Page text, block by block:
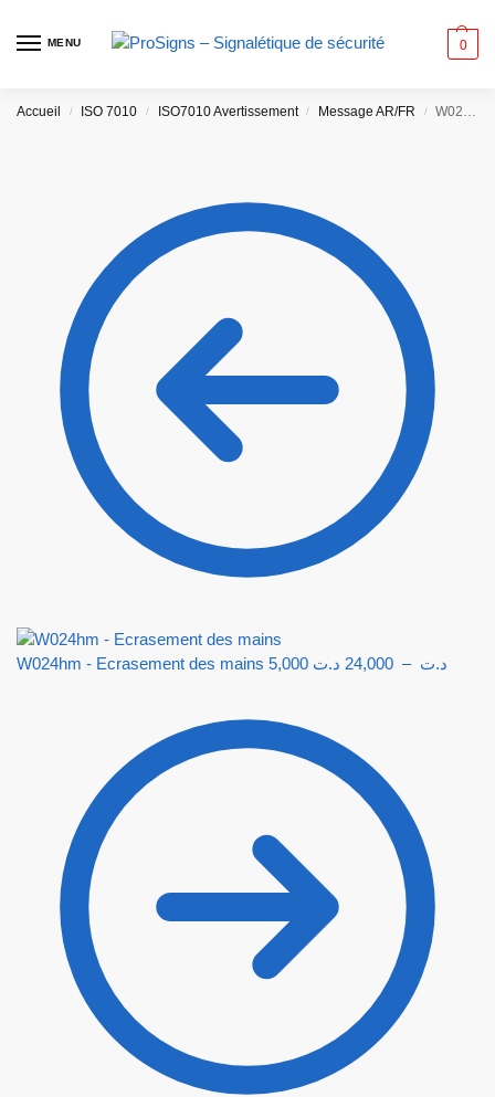
MENU 0
Accueil / ISO 7010 / ISO7010 Avertissement / Message AR/FR /
W024hm - Ecrasement des mains 5,000 د.ت –
24,000 د.ت